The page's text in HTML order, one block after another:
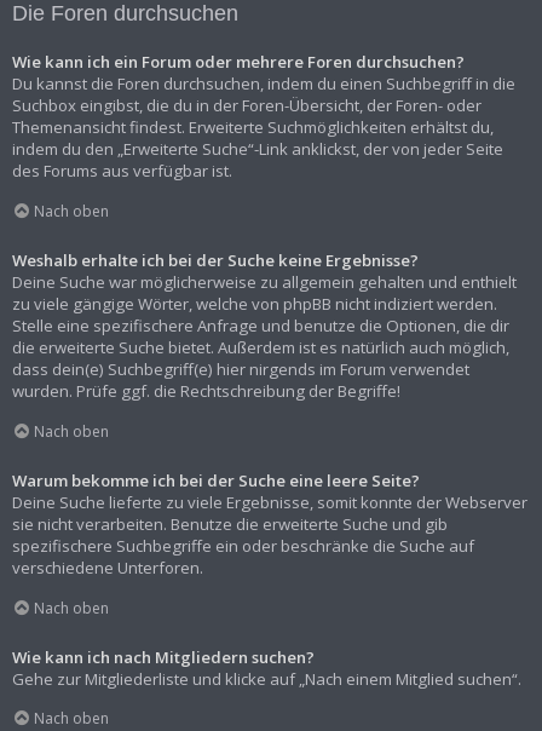
Die Foren durchsuchen
Wie kann ich ein Forum oder mehrere Foren durchsuchen?
Du kannst die Foren durchsuchen, indem du einen Suchbegriff in die
Suchbox eingibst, die du in der Foren-Übersicht, der Foren- oder
Themenansicht findest. Erweiterte Suchmöglichkeiten erhältst du,
indem du den „Erweiterte Suche“-Link anklickst, der von jeder Seite
des Forums aus verfügbar ist.
Nach oben
Weshalb erhalte ich bei der Suche keine Ergebnisse?
Deine Suche war möglicherweise zu allgemein gehalten und enthielt
zu viele gängige Wörter, welche von phpBB nicht indiziert werden.
Stelle eine spezifischere Anfrage und benutze die Optionen, die dir
die erweiterte Suche bietet. Außerdem ist es natürlich auch möglich,
dass dein(e) Suchbegriff(e) hier nirgends im Forum verwendet
wurden. Prüfe ggf. die Rechtschreibung der Begriffe!
Nach oben
Warum bekomme ich bei der Suche eine leere Seite?
Deine Suche lieferte zu viele Ergebnisse, somit konnte der Webserver
sie nicht verarbeiten. Benutze die erweiterte Suche und gib
spezifischere Suchbegriffe ein oder beschränke die Suche auf
verschiedene Unterforen.
Nach oben
Wie kann ich nach Mitgliedern suchen?
Gehe zur Mitgliederliste und klicke auf „Nach einem Mitglied suchen“.
Nach oben